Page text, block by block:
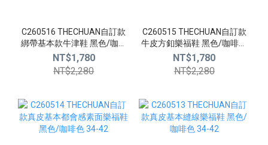
C260516 THECHUAN自訂款
綁帶基本款牛津鞋 黑色/咖啡
色 34-42
NT$1,780
NT$2,280
C260515 THECHUAN自訂款
牛皮方釦樂福鞋 黑色/咖啡色
34-42
NT$1,780
NT$2,280